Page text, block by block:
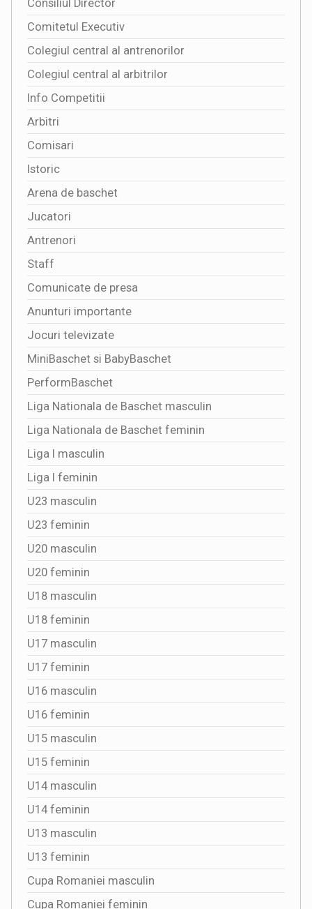
Consiliul Director
Comitetul Executiv
Colegiul central al antrenorilor
Colegiul central al arbitrilor
Info Competitii
Arbitri
Comisari
Istoric
Arena de baschet
Jucatori
Antrenori
Staff
Comunicate de presa
Anunturi importante
Jocuri televizate
MiniBaschet si BabyBaschet
PerformBaschet
Liga Nationala de Baschet masculin
Liga Nationala de Baschet feminin
Liga I masculin
Liga I feminin
U23 masculin
U23 feminin
U20 masculin
U20 feminin
U18 masculin
U18 feminin
U17 masculin
U17 feminin
U16 masculin
U16 feminin
U15 masculin
U15 feminin
U14 masculin
U14 feminin
U13 masculin
U13 feminin
Cupa Romaniei masculin
Cupa Romaniei feminin